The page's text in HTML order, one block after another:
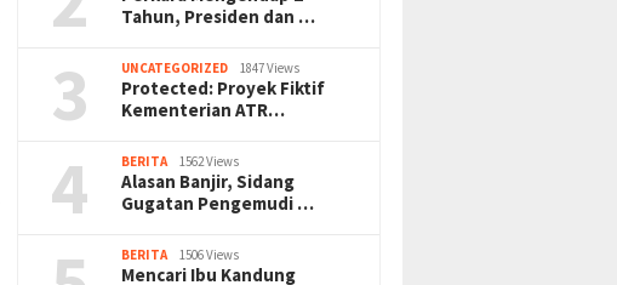
Tahun, Presiden dan …
3 UNCATEGORIZED 1847 Views
Protected: Proyek Fiktif
Kementerian ATR…
4 BERITA 1562 Views
Alasan Banjir, Sidang
Gugatan Pengemudi …
BERITA 1506 Views
Mencari Ibu Kandung